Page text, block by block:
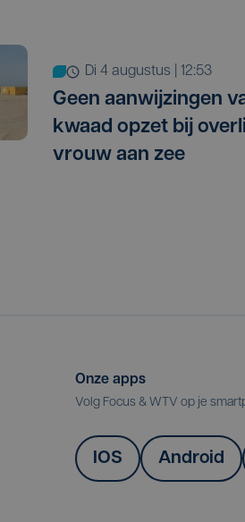
di 4 augustus | 12:53
Geen aanwijzingen
kwaad opzet bij
vrouw aan zee
Onze apps
Volg Focus & WTV op je
IOS Android